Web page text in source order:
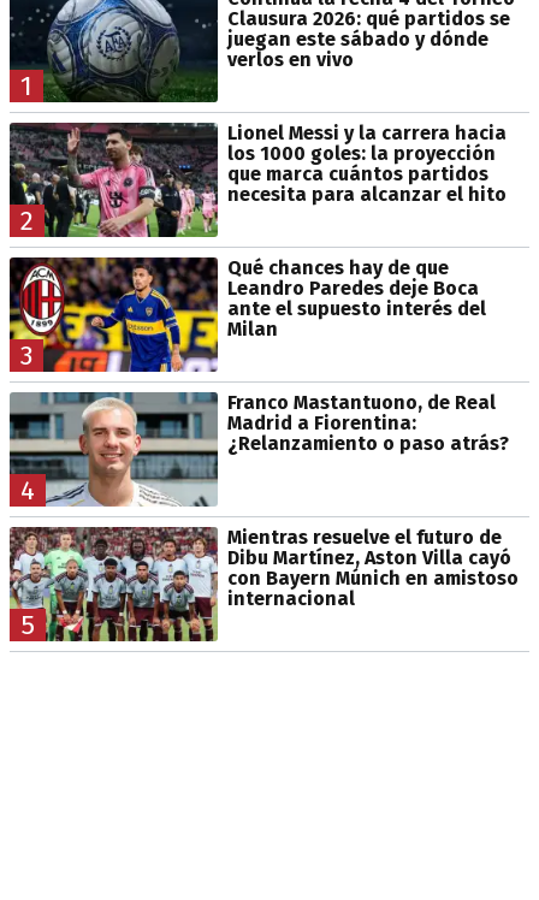
1
Clausura 2026: qué partidos se
juegan este sábado y dónde
verlos en vivo
2
Lionel Messi y la carrera hacia
los 1000 goles: la proyección
que marca cuántos partidos
necesita para alcanzar el hito
3
Qué chances hay de que
Leandro Paredes deje Boca
ante el supuesto interés del
Milan
4
Franco Mastantuono, de Real
Madrid a Fiorentina:
¿Relanzamiento o paso atrás?
5
Mientras resuelve el futuro de
Dibu Martínez, Aston Villa cayó
con Bayern Múnich en amistoso
internacional